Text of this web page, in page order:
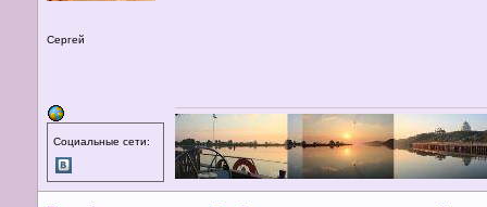
Сергей
Социальные сети: